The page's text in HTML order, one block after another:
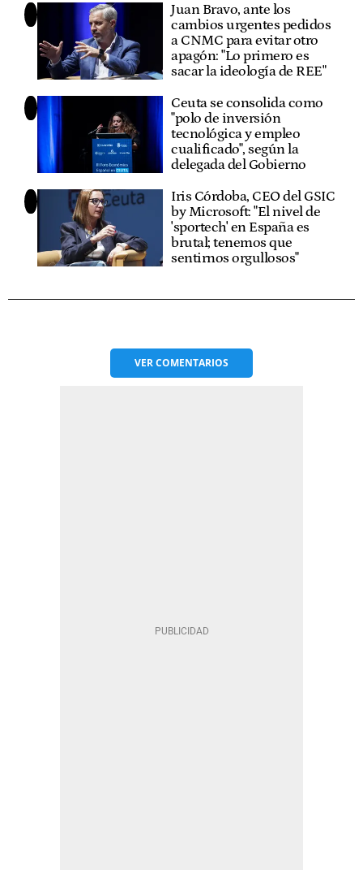
Juan Bravo, ante los
cambios urgentes pedidos
a CNMC para evitar otro
apagón: "Lo primero es
sacar la ideología de REE"
Ceuta se consolida como
"polo de inversión
tecnológica y empleo
cualificado", según la
delegada del Gobierno
Iris Córdoba, CEO del GSIC
by Microsoft: "El nivel de
'sportech' en España es
brutal; tenemos que
sentirnos orgullosos"
VERCOMENTARIOS